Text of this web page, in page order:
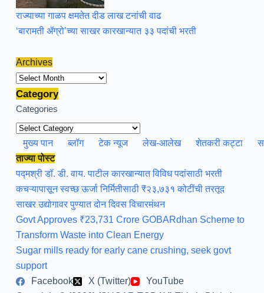
राज्याच्या गाळप क्षमतेत दीड लाख टनांची वाढ
‘बारामती ॲग्रो’च्या साखर कारखान्यात ३३ पदांची भरती
Archives
Archives
Category
Categories
मुख्य पान ब्लॉग टेक न्यूज लेख-आलेख शेतकरी कट्टा
ताज्या पोस्ट
पद्मश्री डॉ. डी. वाय. पाटील कारखान्यात विविध पदांसाठी भरती
कचऱ्यापासून स्वच्छ ऊर्जा निर्मितीसाठी ₹२३,७३१ कोटींची तरतूद
साखर उद्योगावर पुण्यात दोन दिवस विचारमंथन
Govt Approves ₹23,731 Crore GOBARdhan Scheme to
Transform Waste into Clean Energy
Sugar mills ready for early cane crushing, seek govt
support
Facebook
X (Twitter)
YouTube